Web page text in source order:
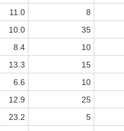
11.0 8
10.0 35
8.4 10
13.3 15
6.6 10
12.9 25
23.2 5